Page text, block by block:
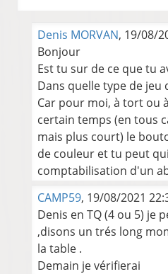
Denis MORVAN, 19/08/
Bonjour
Est tu sur de ce que tu
Dans quelle type de jeu
Car pour moi, à tort ou
certain temps (en tous
mais plus court) le
de couleur et tu peut
comptabilisation d'un
CAMP59, 19/08/2021
Denis en TQ (4 ou 5) je
,disons un trés long
la table .
Demain je vérifierai